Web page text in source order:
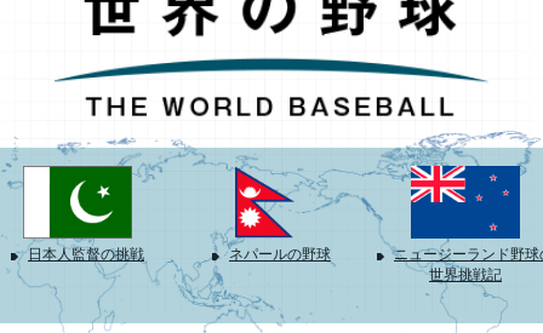
日本人監督の挑戦 ネパールの野球
ニュージーランド野球
世界挑戦記